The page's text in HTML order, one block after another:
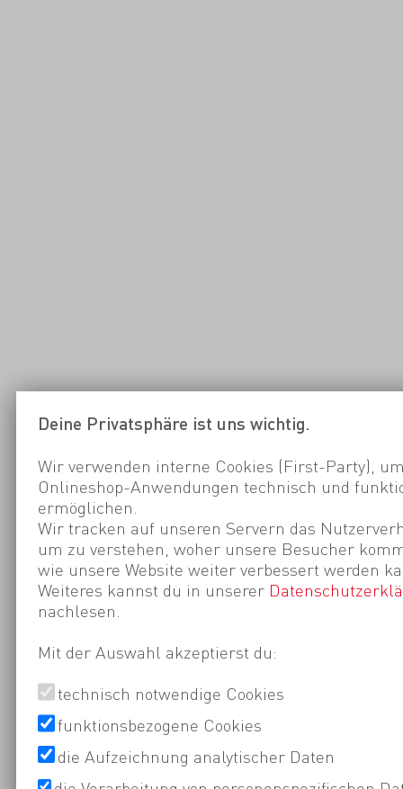
Deine Privatsphäre ist uns wichtig.
Wir verwenden interne Cookies (First-Party),
Onlineshop-Anwendungen technisch und
ermöglichen.
Wir tracken auf unseren Servern das
um zu verstehen, woher unsere Besucher
wie unsere Website weiter verbessert werden
Weiteres kannst du in unserer
nachlesen.
Mit der Auswahl akzeptierst du:
technisch notwendige Cookies
funktionsbezogene Cookies
die Aufzeichnung analytischer Daten